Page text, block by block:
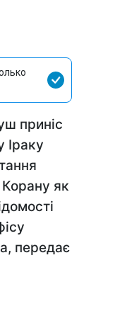
приніс
Іраку
як
передає